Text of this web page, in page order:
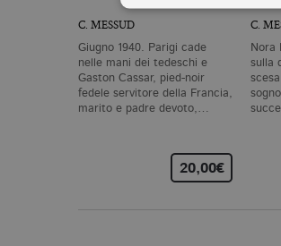
C. MESSUD
Giugno 1940. Parigi cade
nelle mani dei tedeschi e
Gaston Cassar, pied-noir
fedele servitore della Francia,
marito e padre devoto,…
20,00€
C.
Nora
sulla
I cookie tecnici sono
dell'account. Il sito Web
Garante, i cookie analitici
CookieScriptConsent